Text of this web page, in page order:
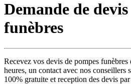
Demande de
funèbres
Recevez vos devis de pompes funèbres
heures, un contact avec nos conseillers
100% gratuite et reception des devis